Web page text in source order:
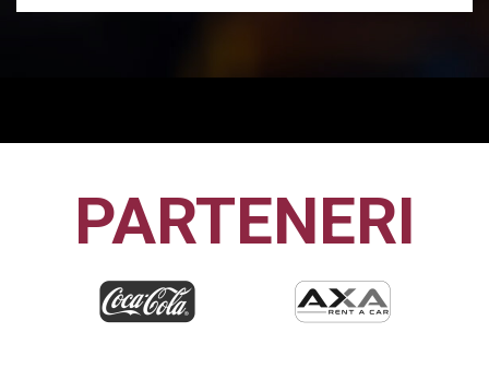
PARTENERI